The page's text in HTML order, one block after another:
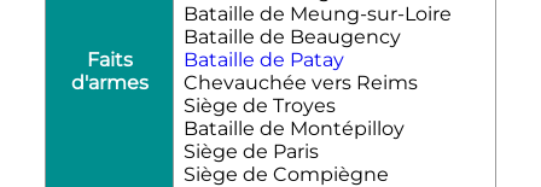
Faits
d'armes
Bataille de Meung-sur-Loire
Bataille de Beaugency
Bataille de Patay
Chevauchée vers Reims
Siège de Troyes
Bataille de Montépilloy
Siège de Paris
Siège de Compiègne